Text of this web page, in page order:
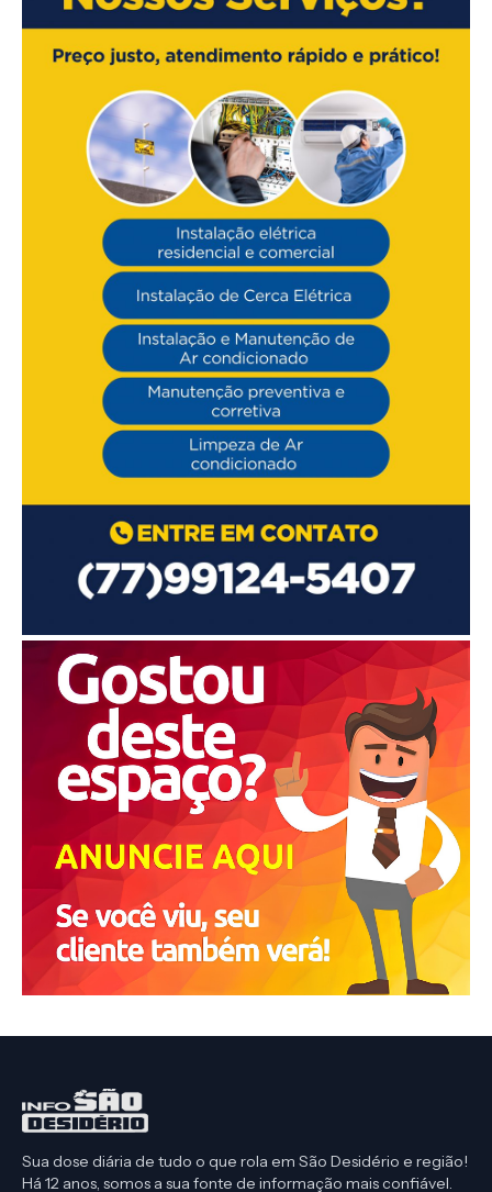
Sua dose diária de tudo o que rola em São Desidério e região!
Há 12 anos, somos a sua fonte de informação mais confiável.